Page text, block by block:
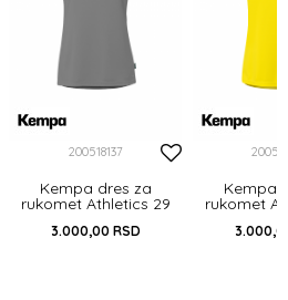
200518137
Kempa dres za
rukomet Athletics 29
3.000,00 RSD
Kempa
rukomet